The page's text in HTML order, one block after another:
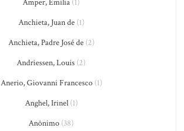
Amper, Emilia (1)
Anchieta, Juan de(1)
Anchieta, Padre José de(2)
Andriessen, Louis (2)
Anerio, Giovanni Francesco(1)
Anghel, Irinel(1)
Anônimo (38)